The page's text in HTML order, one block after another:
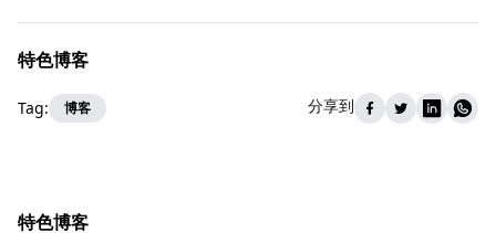
特色博客
Tag: 博客 分享到
特色博客